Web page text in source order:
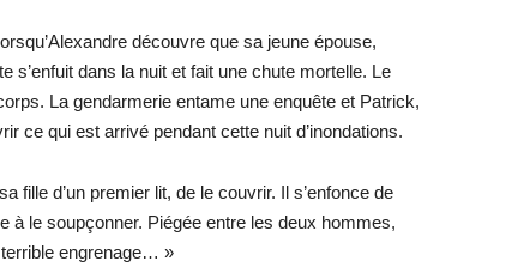
découvre que sa jeune épouse,
s’enfuit dans la nuit et fait une chute mortelle. Le
La gendarmerie entame une enquête et Patrick,
ce qui est arrivé pendant cette nuit d’inondations.
fille d’un premier lit, de le couvrir. Il s’enfonce de
le soupçonner. Piégée entre les deux hommes,
terrible engrenage… »